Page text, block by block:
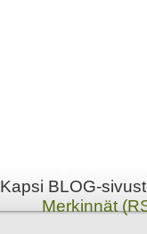
Kapsi BLOG-
Merkinnät